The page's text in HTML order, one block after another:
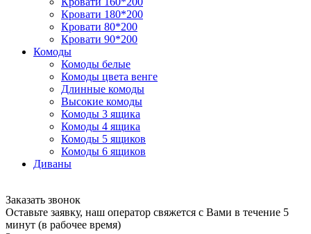
Кровати 180*200
Кровати 80*200
Кровати 90*200
Комоды
Комоды белые
Комоды цвета венге
Длинные комоды
Высокие комоды
Комоды 3 ящика
Комоды 4 ящика
Комоды 5 ящиков
Комоды 6 ящиков
Диваны
Заказать звонок
Оставьте заявку, наш оператор свяжется с Вами в течение 5
минут (в рабочее время)